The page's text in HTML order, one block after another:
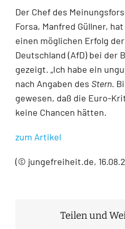
Der Chef des
Forsa, Manfred Güllner,
einen möglichen Erfolg
Deutschland (AfD) bei der
gezeigt. „Ich habe ein
nach Angaben des Stern.
gewesen, daß die Euro-
keine Chancen hätten.
zum Artikel
(© jungefreiheit.de,
Teilen und